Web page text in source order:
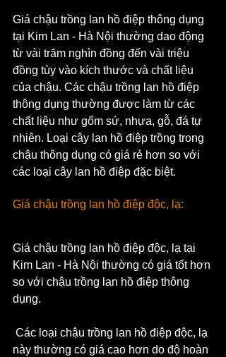
Giá chậu trồng lan hồ điệp thông dụng
tại Kim Lan - Hà Nội thường dao động
từ vài trăm nghìn đồng đến vài triệu
đồng tùy vào kích thước và chất liệu
của chậu. Các chậu trồng lan hồ điệp
thông dụng thường được làm từ các
chất liệu như gốm sứ, nhựa, gỗ, đá tự
nhiên. Loại cây lan hồ điệp trồng trong
chậu thông dụng có giá rẻ hơn so với
các loại cây lan hồ điệp đặc biệt.
Giá chậu trồng lan hồ điệp độc, lạ:
Giá chậu trồng lan hồ điệp độc, lạ tại
Kim Lan - Hà Nội thường có giá tốt hơn
so với chậu trồng lan hồ điệp thông
dụng.
này thường có giá cao hơn do độ hoàn